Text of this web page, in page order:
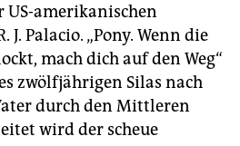
amerikanischen
Palacio. „Pony. Wenn die
mach dich auf den Weg“
zwölfjährigen Silas nach
durch den Mittleren
wird der scheue